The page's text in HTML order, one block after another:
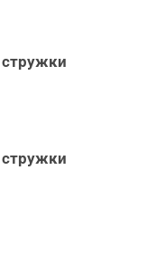
стружки
стружки